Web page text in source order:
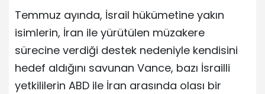
Temmuz ayında, İsrail hükümetine yakın
isimlerin, İran ile yürütülen müzakere
sürecine verdiği destek nedeniyle kendisini
hedef aldığını savunan Vance, bazı İsrailli
yetkililerin ABD ile İran arasında olası bir